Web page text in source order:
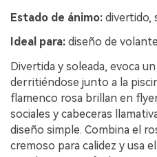
Estado de ánimo: divertido,
Ideal para: diseño de
Divertida y soleada, evoca
derritiéndose junto a la
flamenco rosa brillan en
sociales y cabeceras
diseño simple. Combina el
cremoso para calidez y usa